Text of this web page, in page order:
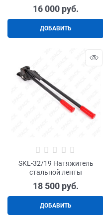
16 000 руб.
ДОБАВИТЬ
SKL-32/19 Натяжитель
стальной ленты
18 500 руб.
ДОБАВИТЬ